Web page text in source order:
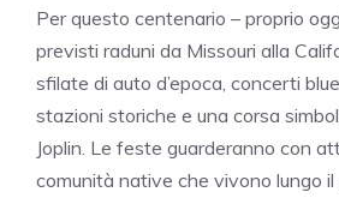
Per questo centenario – proprio
previsti raduni da Missouri alla
sfilate di auto d’epoca, concerti
stazioni storiche e una corsa
Joplin. Le feste guarderanno con
comunità native che vivono lungo il